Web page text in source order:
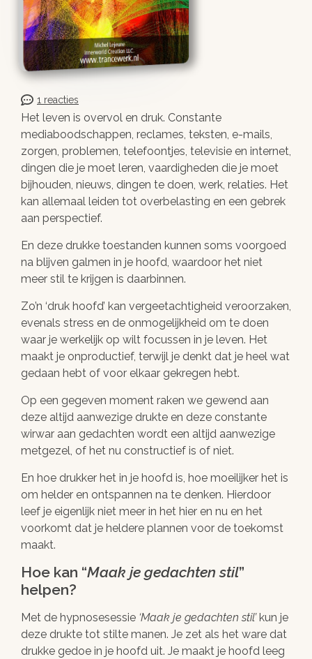
1 reacties
Het leven is overvol en druk. Constante
mediaboodschappen, reclames, teksten, e-mails,
zorgen, problemen, telefoontjes, televisie en internet,
dingen die je moet leren, vaardigheden die je moet
bijhouden, nieuws, dingen te doen, werk, relaties. Het
kan allemaal leiden tot overbelasting en een gebrek
aan perspectief.
En deze drukke toestanden kunnen soms voorgoed
na blijven galmen in je hoofd, waardoor het niet
meer stil te krijgen is daarbinnen.
Zo’n ‘druk hoofd’ kan vergeetachtigheid veroorzaken,
evenals stress en de onmogelijkheid om te doen
waar je werkelijk op wilt focussen in je leven. Het
maakt je onproductief, terwijl je denkt dat je heel wat
gedaan hebt of voor elkaar gekregen hebt.
Op een gegeven moment raken we gewend aan
deze altijd aanwezige drukte en deze constante
wirwar aan gedachten wordt een altijd aanwezige
metgezel, of het nu constructief is of niet.
En hoe drukker het in je hoofd is, hoe moeilijker het is
om helder en ontspannen na te denken. Hierdoor
leef je eigenlijk niet meer in het hier en nu en het
voorkomt dat je heldere plannen voor de toekomst
maakt.
Hoe kan “Maak je gedachten stil”
helpen?
Met de hypnosesessie Maak je gedachten stilkun je
deze drukte tot stilte manen. Je zet als het ware dat
drukke gedoe in je hoofd uit. Je maakt je hoofd leeg